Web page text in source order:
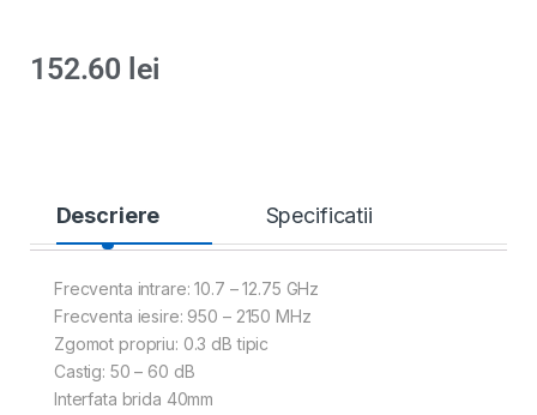
152.60 lei
Descriere Specificatii
Frecventa intrare: 10.7 – 12.75 GHz
Frecventa iesire: 950 – 2150 MHz
Zgomot propriu: 0.3 dB tipic
Castig: 50 – 60 dB
Interfata brida 40mm